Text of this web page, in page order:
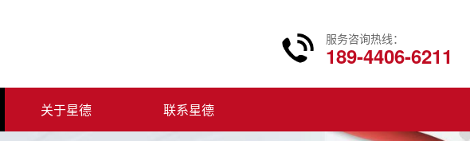
服务咨询热线：
189-4406-6211
关于星德 联系星德